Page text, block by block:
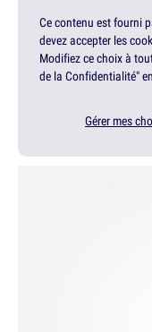
Ce contenu est fourni
devez accepter les
Modifiez ce choix à
de la Confidentialité"
Gérer mes